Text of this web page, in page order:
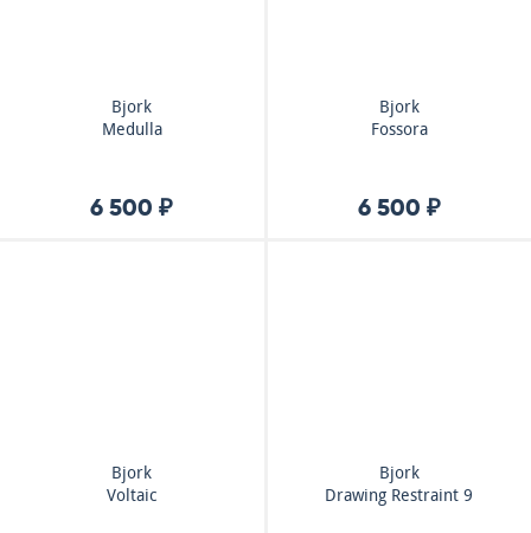
Bjork
Medulla
6 500 ₽
Bjork
Fossora
6 500 ₽
Bjork
Voltaic
Bjork
Drawing Restraint 9